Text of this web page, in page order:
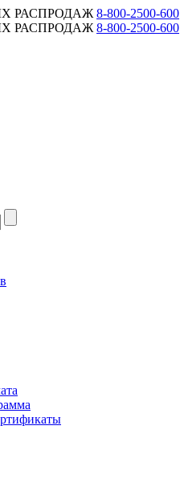
РАСПРОДАЖ 8-800-2500-600
РАСПРОДАЖ 8-800-2500-600